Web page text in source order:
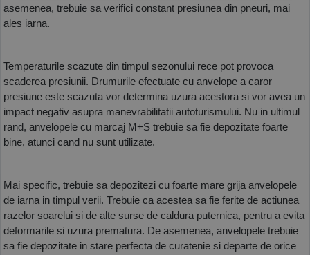
asemenea, trebuie sa verifici constant presiunea din pneuri, mai
ales iarna.
Temperaturile scazute din timpul sezonului rece pot provoca
scaderea presiunii. Drumurile efectuate cu anvelope a caror
presiune este scazuta vor determina uzura acestora si vor avea un
impact negativ asupra manevrabilitatii autoturismului. Nu in ultimul
rand, anvelopele cu marcaj M+S trebuie sa fie depozitate foarte
bine, atunci cand nu sunt utilizate.
Mai specific, trebuie sa depozitezi cu foarte mare grija anvelopele
de iarna in timpul verii. Trebuie ca acestea sa fie ferite de actiunea
razelor soarelui si de alte surse de caldura puternica, pentru a evita
deformarile si uzura prematura. De asemenea, anvelopele trebuie
sa fie depozitate in stare perfecta de curatenie si departe de orice